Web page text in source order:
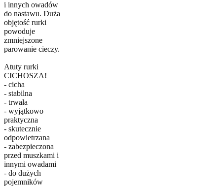
i innych owadów
do nastawu. Duża
objętość rurki
powoduje
zmniejszone
parowanie cieczy.
Atuty rurki
CICHOSZA!
- cicha
- stabilna
- trwała
- wyjątkowo
praktyczna
- skutecznie
odpowietrzana
- zabezpieczona
przed muszkami i
innymi owadami
- do dużych
pojemników